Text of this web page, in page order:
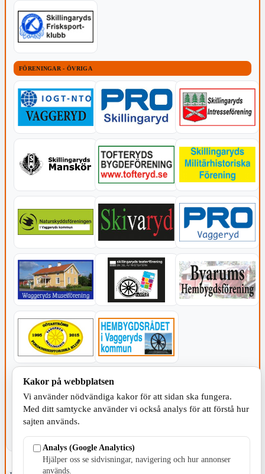
FÖRENINGAR - ÖVRIGA
KOMMUNEN
Kakor på webbplatsen
Vi använder nödvändiga kakor för att sidan ska fungera.
Med ditt samtycke använder vi också analys för att förstå hur
sajten används.
Analys (Google Analytics)
Hjälper oss se sidvisningar, navigering och hur annonser
används.